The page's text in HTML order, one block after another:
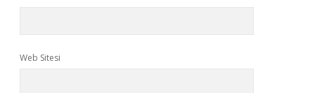
Web Sitesi